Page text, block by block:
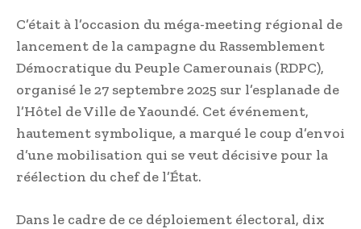
C’était à l’occasion du méga-meeting régional de
lancement de la campagne du Rassemblement
Démocratique du Peuple Camerounais (RDPC),
organisé le 27 septembre 2025 sur l’esplanade de
l’Hôtel de Ville de Yaoundé. Cet événement,
hautement symbolique, a marqué le coup d’envoi
d’une mobilisation qui se veut décisive pour la
réélection du chef de l’État.
Dans le cadre de ce déploiement électoral, dix